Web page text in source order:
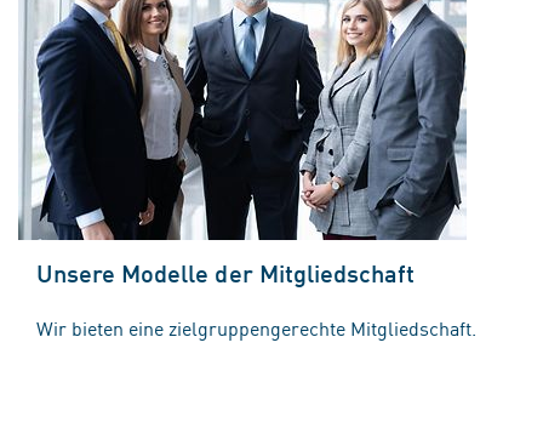
Unsere Modelle der Mitgliedschaft
Wir bieten eine zielgruppengerechte Mitgliedschaft.